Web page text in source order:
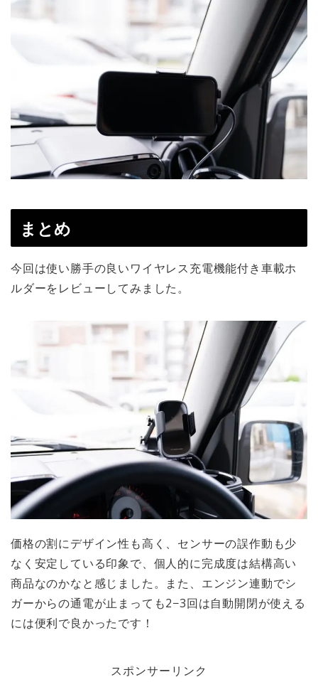
まとめ
今回は使い勝手の良いワイヤレス充電機能付き車載ホ
ルダーをレビューしてみました。
価格の割にデザイン性も高く、センサーの誤作動も少
なく安定している印象で、個人的に完成度は結構高い
商品なのかなと感じました。また、エンジン連動でシ
ガーからの通電が止まっても2−3回は自動開閉が使える
には便利で良かったです！
スポンサーリンク